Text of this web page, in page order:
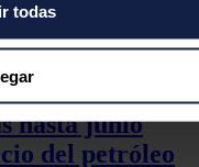
su ubicación geográfica
metros
activamente
digitales)
se procesan sus
todas
hasta junio
del petróleo